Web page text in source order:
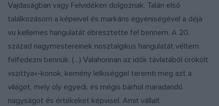
Vajdaságban vagy Felvidéken dolgoznak. Talán első
találkozásom a képeivel és markáns egyéniségével a déjà
vu kellemes hangulatát ébresztette fel bennem. A 20.
század nagymestereinek nosztalgikus hangulatát véltem
felfedezni bennük. (…) Valahonnan az idők távlatából örökölt
»szittya«-konok, kemény lelkiséggel teremti meg azt a
világot, mely oly egyedi, és mégis bárhol maradandó
nagyságot és értékeket képvisel. Amit vállalt